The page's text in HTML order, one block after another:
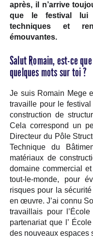
après, il n’arrive
que le festival lui
techniques et
émouvantes.
Salut Romain, est-ce
quelques mots sur toi ?
Je suis Romain Mege
travaille pour le
construction de
Cela correspond un
Directeur du Pôle
Technique du
matériaux de
domaine commercial
tout-le-monde, pour
risques pour la
en œuvre. J’ai connu
travaillais pour
partenariat que l’
des nouveaux espaces